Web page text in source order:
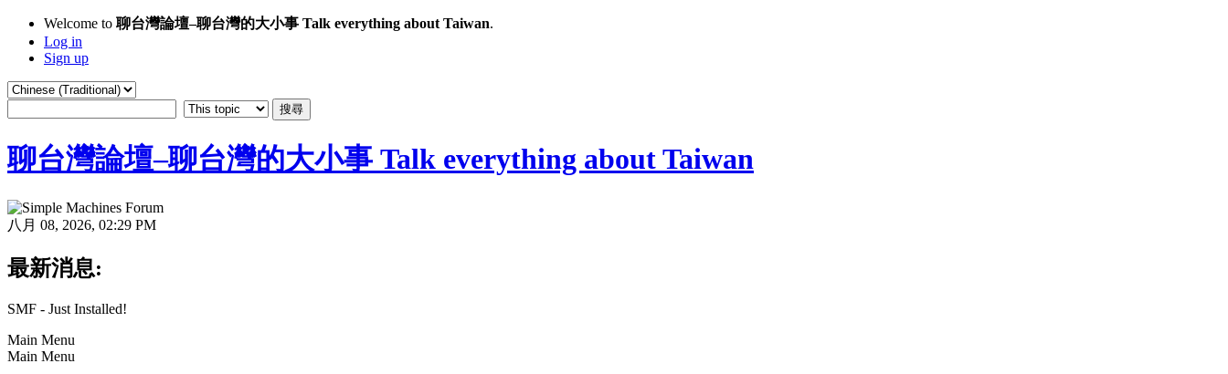
Welcome to 聊台灣論壇–聊台灣的大小事 Talk everything about Taiwan.
Log in
Sign up
聊台灣論壇–聊台灣的大小事 Talk everything about Taiwan
八月 08, 2026, 02:29 PM
最新消息:
SMF - Just Installed!
Main Menu
Main Menu